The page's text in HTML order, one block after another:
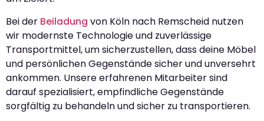
Bei der Beiladung von Köln nach Remscheid nutzen
wir modernste Technologie und zuverlässige
Transportmittel, um sicherzustellen, dass deine Möbel
und persönlichen Gegenstände sicher und unversehrt
ankommen. Unsere erfahrenen Mitarbeiter sind
darauf spezialisiert, empfindliche Gegenstände
sorgfältig zu behandeln und sicher zu transportieren.